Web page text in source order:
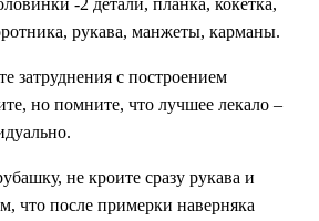
-2 детали, планка, кокетка,
рукава, манжеты, карманы.
затруднения с построением
но помните, что лучшее лекало –
не кроите сразу рукава и
что после примерки наверняка